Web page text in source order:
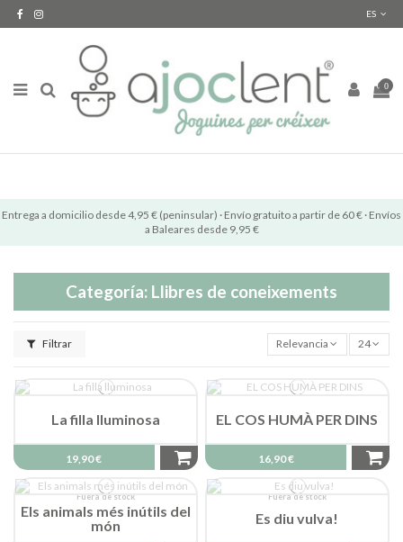
ES
0
Entrega a domicilio desde 4,95 € (peninsular) · Envío gratuito a partir de 60 € · Envíos
a Baleares desde 9,95 €
Categoría: Llibres de coneixements
Filtrar Relevancia 24
La filla lluminosa
19,90 €
EL COS HUMÀ PER DINS
16,90 €
Fuera de stock
Els animals més inútils del
món
Fuera de stock
Es diu vulva!